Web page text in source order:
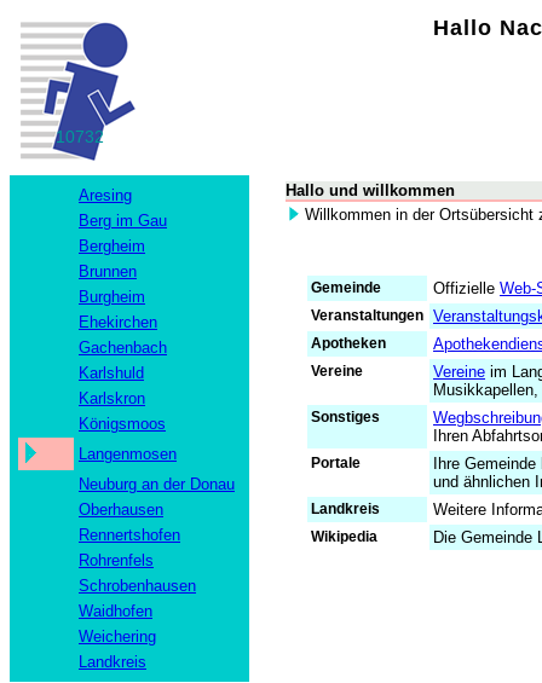
10732
Hallo
Aresing
Berg im Gau
Bergheim
Brunnen
Burgheim
Ehekirchen
Gachenbach
Karlshuld
Karlskron
Königsmoos
Langenmosen
Neuburg an der Donau
Oberhausen
Rennertshofen
Rohrenfels
Schrobenhausen
Waidhofen
Weichering
Landkreis
Hallo und willkommen
Willkommen in der Ortsübersicht
Gemeinde Offizielle Web-
Veranstaltungen
Apotheken
Vereine Vereine im
Sonstiges
Ihren
Portale
Ihre
und ähnlichen
Landkreis Weitere
Wikipedia Die Gemeinde